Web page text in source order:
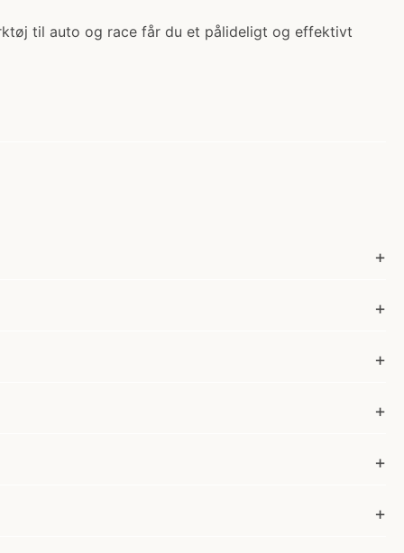
til auto og race får du et pålideligt og effektivt